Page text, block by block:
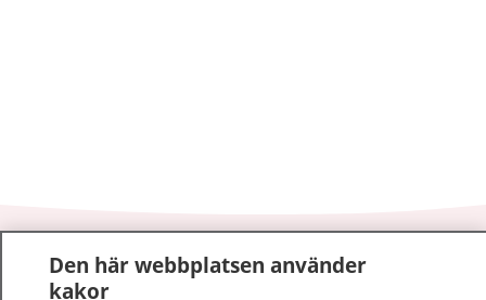
1177–tryggt om din hälsa och vård
Den här webbplatsen använder
kakor